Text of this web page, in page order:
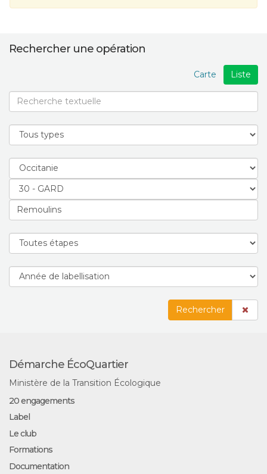
Rechercher une opération
Liste
Carte
Rechercher
Démarche ÉcoQuartier
Ministère de la Transition Écologique
20 engagements
Label
Le club
Formations
Documentation